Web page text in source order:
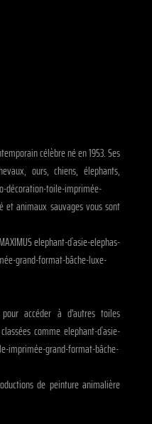
célèbre né en 1953. Ses
ours, chiens, élephants,
décoration-toile-imprimée-
et animaux sauvages vous sont
elephant-d`asie-elephas-
grand-format-bâche-luxe-
accéder à d'autres toiles
comme elephant-d`asie-
imprimée-grand-format-bâche-
de peinture animalière